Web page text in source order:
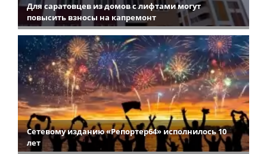
Для саратовцев из домов с лифтами могут
повысить взносы на капремонт
Сетевому изданию «Репортер64» исполнилось 10
лет